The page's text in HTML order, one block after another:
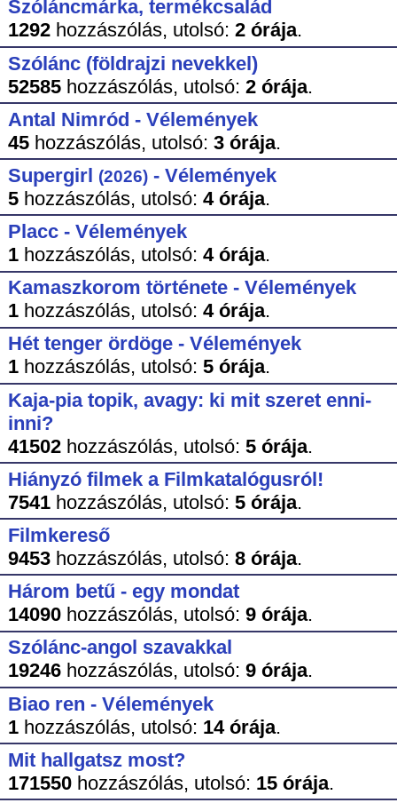
Szóláncmárka, termékcsalád
1292hozzászólás, utolsó: 2 órája.
Szólánc (földrajzi nevekkel)
52585hozzászólás, utolsó: 2 órája.
Antal Nimród - Vélemények
45hozzászólás, utolsó: 3 órája.
Supergirl (2026)- Vélemények
5hozzászólás, utolsó: 4 órája.
Placc - Vélemények
1hozzászólás, utolsó: 4 órája.
Kamaszkorom története - Vélemények
1hozzászólás, utolsó: 4 órája.
Hét tenger ördöge - Vélemények
1hozzászólás, utolsó: 5 órája.
Kaja-pia topik, avagy: ki mit szeret enni-
inni?
41502hozzászólás, utolsó: 5 órája.
Hiányzó filmek a Filmkatalógusról!
7541hozzászólás, utolsó: 5 órája.
Filmkereső
9453hozzászólás, utolsó: 8 órája.
Három betű - egy mondat
14090hozzászólás, utolsó: 9 órája.
Szólánc-angol szavakkal
19246hozzászólás, utolsó: 9 órája.
Biao ren - Vélemények
1hozzászólás, utolsó: 14 órája.
Mit hallgatsz most?
171550hozzászólás, utolsó: 15 órája.